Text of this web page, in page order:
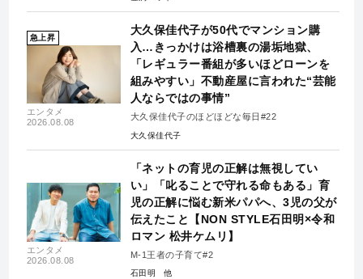
急上昇
エンタメ
2026.08.08
大久保佳代子が50代でマンション購
入…きっかけは浴槽裏の湯垢地獄、
「レギュラー番組が多いほどローンを
組みやすい」不動産屋に言われた“芸能
人ならではの事情”
大久保佳代子のほどほどな毎日#22
大久保佳代子
エンタメ
2026.08.08
「ネットの育児の正解は無視してい
い」「叱ることで守れる命もある」育
児の正解に悩む新米パパへ、3児の父が
伝えたこと【NON STYLE石田明×令和
ロマン 松井ケムリ】
M-1王者の子育て#2
石田明